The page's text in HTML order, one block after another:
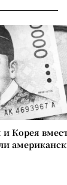
Корея